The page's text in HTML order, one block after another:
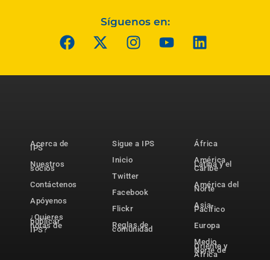
Síguenos en:
Acerca de
IPS
Nuestros
socios
Contáctenos
Apóyenos
¿Quieres
publicar
notas de
IPS?
Sigue a IPS
Inicio
Twitter
Facebook
Flickr
Reglas de
comunidad
África
América
Latina y el
Caribe
América del
Norte
Asia-
Pacífico
Europa
Medio
Oriente y
Norte de
África